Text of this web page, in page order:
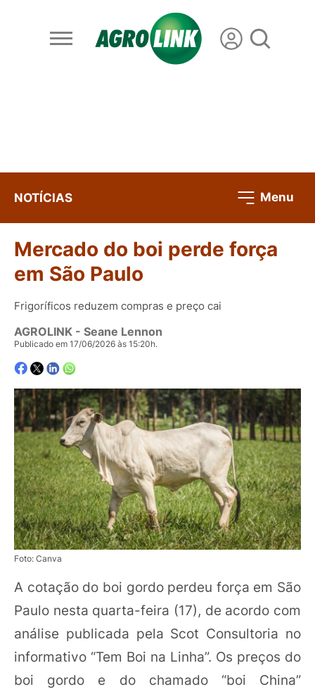
NOTÍCIAS Menu
Mercado do boi perde força
em São Paulo
Frigoríficos reduzem compras e preço cai
AGROLINK - Seane Lennon
Publicado em 17/06/2026 às 15:20h.
Foto: Canva
A cotação do boi gordo perdeu força em São
Paulo nesta quarta-feira (17), de acordo com
análise publicada pela Scot Consultoria no
informativo “Tem Boi na Linha”. Os preços do
boi gordo e do chamado “boi China”